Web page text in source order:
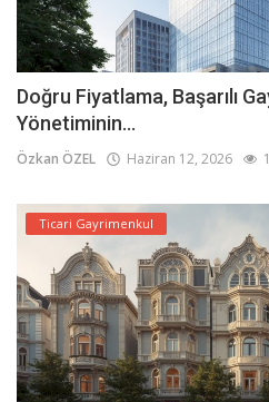
Doğru Fiyatlama, Başarılı
Yönetiminin...
Özkan ÖZEL Haziran 12, 2026
Ticari Gayrimenkul